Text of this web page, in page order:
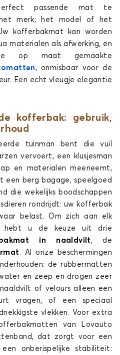
voor SKODA FABIA
KAMIQ
KAROQ
SKODA KAROQ
KODIAQ
passende mat te
het merk, het model of het
kofferbakmat kan worden
materialen als afwerking, en
op maat gemaakte
, onmisbaar voor de
Een echt vleugje elegantie
kofferbak: gebruik,
tuinman bent die vuil
vervoert, een klusjesman
en materialen meeneemt,
een berg bagage, speelgoed
die wekelijks boodschappen
rondrijdt: uw kofferbak
belast. Om zich aan elk
hebt u de keuze uit drie
in naaldvilt, de
. Al onze beschermingen
de rubbermatten
en zeep en drogen zeer
of velours alleen een
vragen, of een speciaal
vlekken. Voor extra
van Lovauto
dat zorgt voor een
onberispelijke stabiliteit: